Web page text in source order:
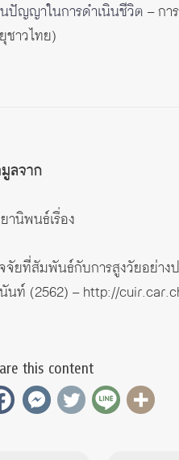
ปัญญาในการดำเนินชีวิต – กา
ชาวไทย)
ลจาก
านิพนธ์เรื่อง
จัยที่สัมพันธ์กับการสูงวัยอย่าง
นท์ (2562) –http://
this content